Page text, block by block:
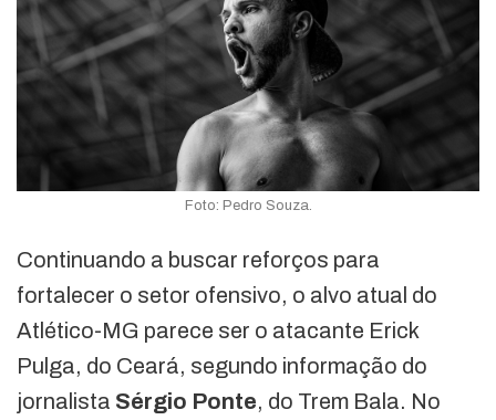
Foto: Pedro Souza.
Continuando a buscar reforços para
fortalecer o setor ofensivo, o alvo atual do
Atlético-MG parece ser o atacante Erick
Pulga, do Ceará, segundo informação do
jornalista Sérgio Ponte, do Trem Bala. No